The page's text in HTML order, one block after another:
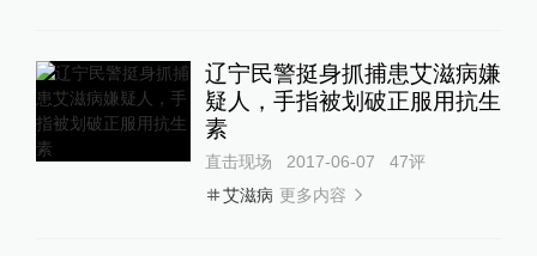
辽宁民警挺身抓捕患艾滋病嫌
疑人，手指被划破正服用抗生
素
直击现场 2017-06-07 47评
艾滋病 更多内容